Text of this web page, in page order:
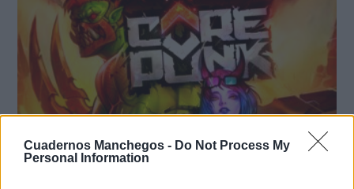
Cuadernos Manchegos - Do Not Process My
Personal Information